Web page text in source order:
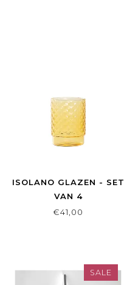
ISOLANO GLAZEN - SET
VAN 4
€41,00
SALE